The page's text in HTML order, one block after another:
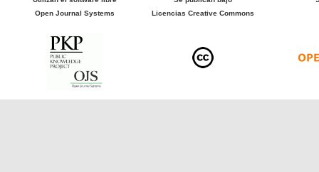
Open Journal Systems
Licencias Creative Commons